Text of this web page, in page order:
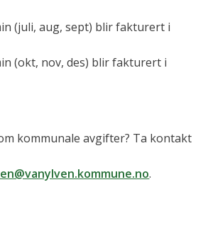
(juli, aug, sept) blir fakturert i
(okt, nov, des) blir fakturert i
kommunale avgifter? Ta kontakt
.